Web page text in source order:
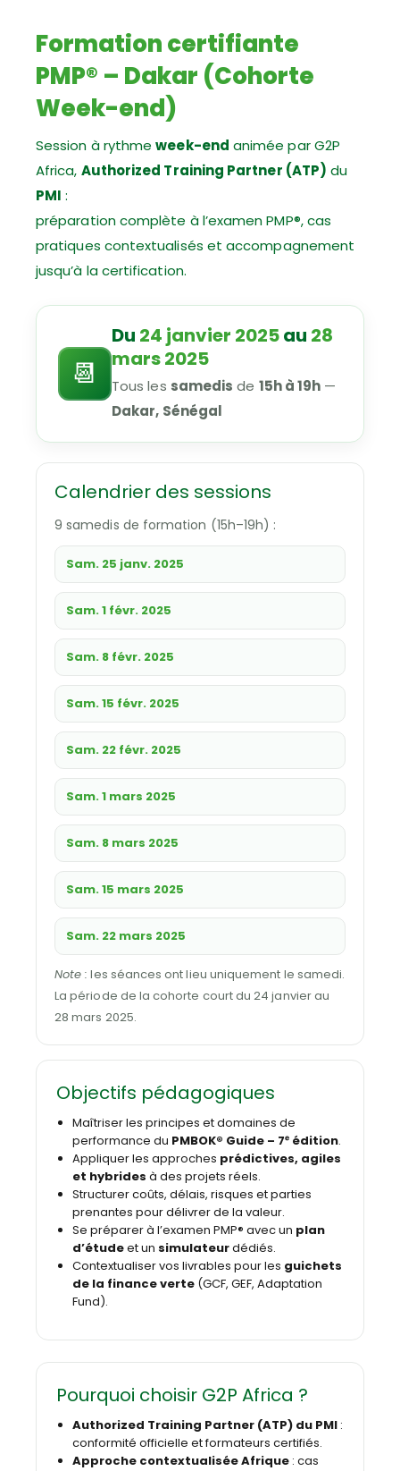
Formation certifiante
PMP® – Dakar (Cohorte
Week-end)
Session à rythmeweek-end animée par G2P
Africa, Authorized Training Partner (ATP) du
PMI :
préparation complète à l’examen PMP®, cas
pratiques contextualisés et accompagnement
jusqu’à la certification.
📆
Du 24 janvier 2025au 28
mars 2025
Tous les samedis de 15h à 19h —
Dakar, Sénégal
Calendrier des sessions
9 samedis de formation (15h–19h) :
Sam. 25 janv. 2025
Sam. 1 févr. 2025
Sam. 8 févr. 2025
Sam. 15 févr. 2025
Sam. 22 févr. 2025
Sam. 1 mars 2025
Sam. 8 mars 2025
Sam. 15 mars 2025
Sam. 22 mars 2025
Note : les séances ont lieu uniquement le samedi.
La période de la cohorte court du 24 janvier au
28 mars 2025.
Objectifs pédagogiques
Maîtriser les principes et domaines de
performance du PMBOK® Guide – 7ᵉ édition.
Appliquer les approches prédictives, agiles
et hybrides à des projets réels.
Structurer coûts, délais, risques et parties
prenantes pour délivrer de la valeur.
Se préparer à l’examen PMP® avec un plan
d’étudeet un simulateurdédiés.
Contextualiser vos livrables pour les guichets
de la finance verte (GCF, GEF, Adaptation
Fund).
Pourquoi choisir G2P Africa ?
Authorized Training Partner (ATP) du PMI :
conformité officielle et formateurs certifiés.
Approche contextualisée Afrique : cas